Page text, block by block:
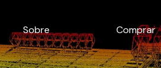
Sobre Comprar